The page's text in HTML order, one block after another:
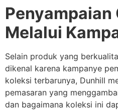
Penyampaian
Melalui
Selain produk yang
dikenal karena kampanye
koleksi terbarunya, Dunhill
pemasaran yang
dan bagaimana koleksi ini